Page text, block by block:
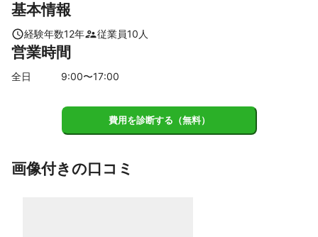
※ご自宅のお庭の小さな木～大きな木の剪定、伐採、抜根迄対応致
※草抜き、草刈りも小さなスペース～広い更地なども対応。
※防草シート、お庭砂利敷、駐車場砂利敷、人工芝敷等も対応して
※蜂駆除、鳩対策
※迅速な対応、真心こめて対応致します。
は是非
ライフサポートノア🐰にお任せ下さいませ。
基本情報
経験年数12年 従業員10 人
営業時間
全日 9:00〜17:00
費用を診断する（無料）
画像付きの口コミ